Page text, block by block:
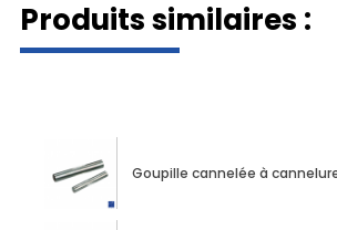
Produits similaires :
Goupille cannelée à